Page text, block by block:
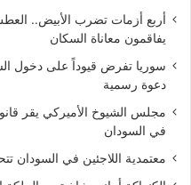
أربع أزمات تضرب الأبيض..
يفاقمون معاناة السكان
سوريا تفرض قيوداً على دخول
دعوة رسمية
مجلس الشيوخ الأميركي يقر
في السودان
معتمدية اللاجئين في السودان